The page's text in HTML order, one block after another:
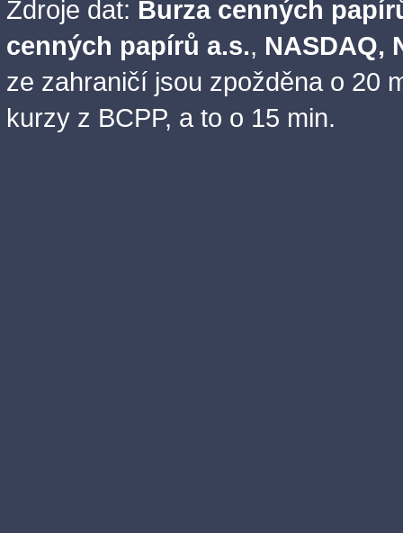
Zdroje dat: Burza cenných
cenných papírů a.s., NASDAQ,
ze zahraničí jsou zpožděna o 20
kurzy z BCPP, a to o 15 min.